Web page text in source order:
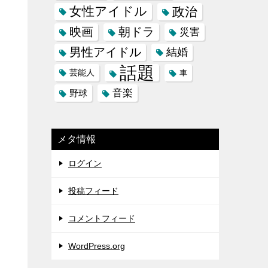
女性アイドル 政治
映画 朝ドラ 災害
男性アイドル 結婚
芸能人 話題 車
野球 音楽
メタ情報
ログイン
投稿フィード
コメントフィード
WordPress.org